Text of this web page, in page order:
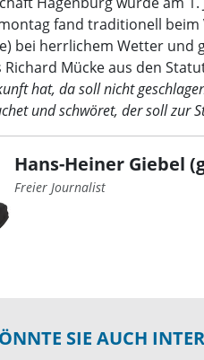
fand traditionell beim
bei herrlichem Wetter und
Richard Mücke aus den
hat, da soll nicht
und schwöret, der soll zur
Hans-Heiner Giebel
Freier Journalist
SIE AUCH